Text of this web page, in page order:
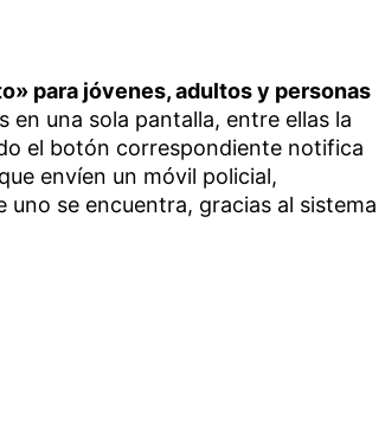
para jóvenes, adultos y personas
en una sola pantalla, entre ellas la
el botón correspondiente notifica
envíen un móvil policial,
se encuentra, gracias al sistema